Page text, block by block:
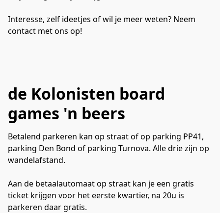
Interesse, zelf ideetjes of wil je meer weten? Neem
contact met ons op!
de Kolonisten board
games 'n beers
Betalend parkeren kan op straat of op parking PP41,
parking Den Bond of parking Turnova. Alle drie zijn op
wandelafstand.
Aan de betaalautomaat op straat kan je een gratis
ticket krijgen voor het eerste kwartier, na 20u is
parkeren daar gratis.